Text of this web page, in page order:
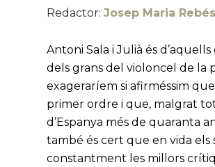
Redactor:Josep Maria Rebés
Antoni Sala i Julià és
dels grans del violoncel de la
exageraríem si afirméssim
primer ordre i que, malgrat
d’Espanya més de quaranta
també és cert que en vida
constantment les millors